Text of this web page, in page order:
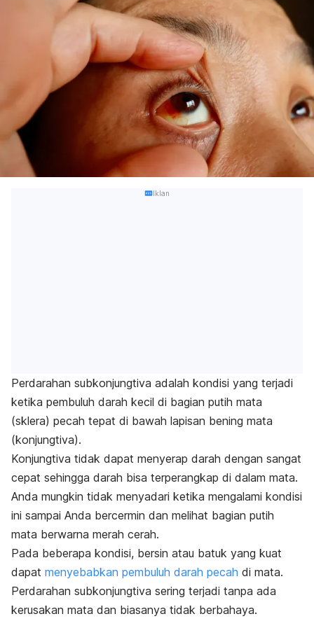
Iklan
Perdarahan subkonjungtiva adalah kondisi yang terjadi
ketika pembuluh darah kecil di bagian putih mata
(sklera) pecah tepat di bawah lapisan bening mata
(konjungtiva).
Konjungtiva tidak dapat menyerap darah dengan sangat
cepat sehingga darah bisa terperangkap di dalam mata.
Anda mungkin tidak menyadari ketika mengalami kondisi
ini sampai Anda bercermin dan melihat bagian putih
mata berwarna merah cerah.
Pada beberapa kondisi, bersin atau batuk yang kuat
dapat menyebabkan pembuluh darah pecah di mata.
Perdarahan subkonjungtiva sering terjadi tanpa ada
kerusakan mata dan biasanya tidak berbahaya.